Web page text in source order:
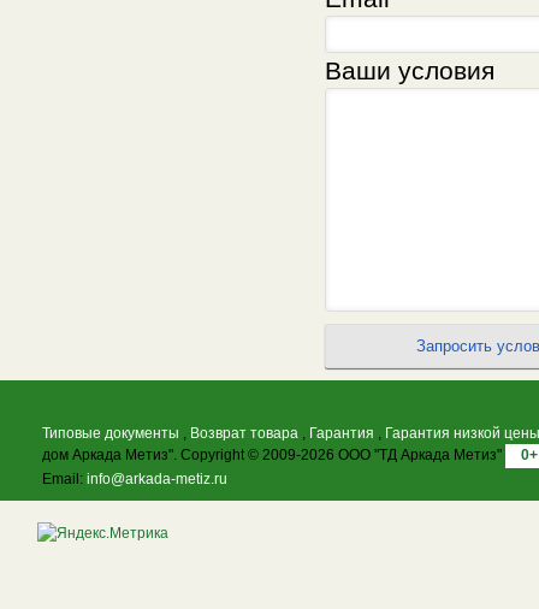
Ваши условия
Типовые документы , Возврат товара , Гарантия , Гарантия низкой цены
дом Аркада Метиз". Copyright © 2009-2026 ООО "ТД Аркада Метиз"
0+
Email: info@arkada-metiz.ru